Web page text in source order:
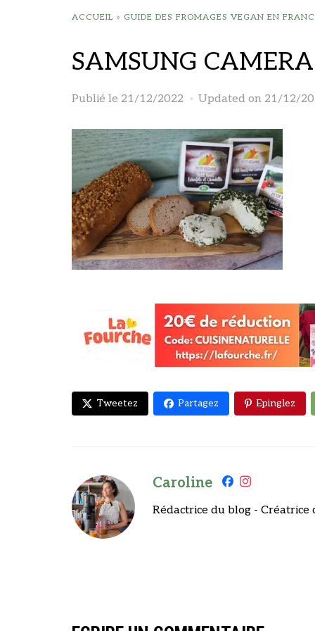
ACCUEIL » GUIDE DES FROMAGES VEGAN EN
SAMSUNG
Publié le 21/12/2022 Updated on 21/12/
Tweetez Partagez Epinglez
Caroline
Rédactrice du blog -